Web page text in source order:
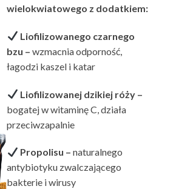
wielokwiatowego z dodatkiem:
Liofilizowanego czarnego
bzu –wzmacnia odporność,
łagodzi kaszel i katar
Liofilizowanej dzikiej róży –
bogatej w witaminę C, działa
przeciwzapalnie
Propolisu – naturalnego
antybiotyku zwalczającego
bakterie i wirusy